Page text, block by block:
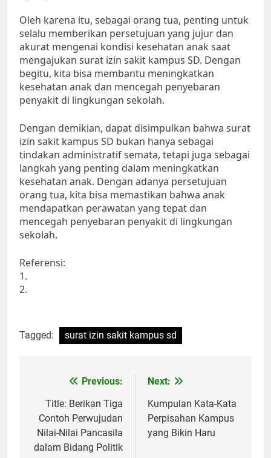
Oleh karena itu, sebagai orang tua, penting untuk
selalu memberikan persetujuan yang jujur dan
akurat mengenai kondisi kesehatan anak saat
mengajukan surat izin sakit kampus SD. Dengan
begitu, kita bisa membantu meningkatkan
kesehatan anak dan mencegah penyebaran
penyakit di lingkungan sekolah.
Dengan demikian, dapat disimpulkan bahwa surat
izin sakit kampus SD bukan hanya sebagai
tindakan administratif semata, tetapi juga sebagai
langkah yang penting dalam meningkatkan
kesehatan anak. Dengan adanya persetujuan
orang tua, kita bisa memastikan bahwa anak
mendapatkan perawatan yang tepat dan
mencegah penyebaran penyakit di lingkungan
sekolah.
Referensi:
1.
2.
Tagged: surat izin sakit kampus sd
navigation
Previous:
Title: Berikan Tiga
Contoh Perwujudan
Nilai-Nilai Pancasila
dalam Bidang Politik
Next:
Kumpulan Kata-Kata
Perpisahan Kampus
yang Bikin Haru